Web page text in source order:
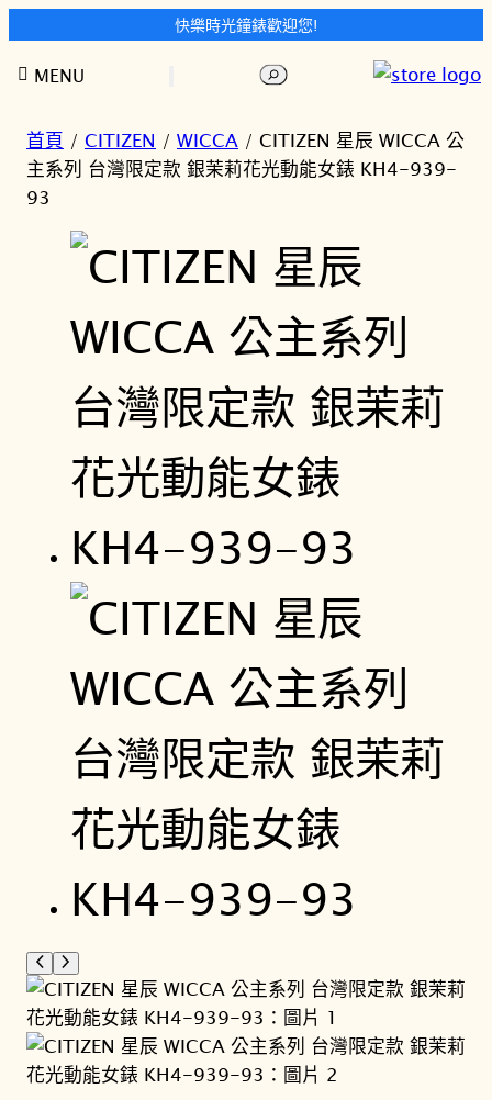
快樂時光鐘錶歡迎您!
至
搜
MENU
首頁 / CITIZEN / WICCA / CITIZEN 星辰 WICCA 公
主系列 台灣限定款 銀茉莉花光動能女錶 KH4-939-
93